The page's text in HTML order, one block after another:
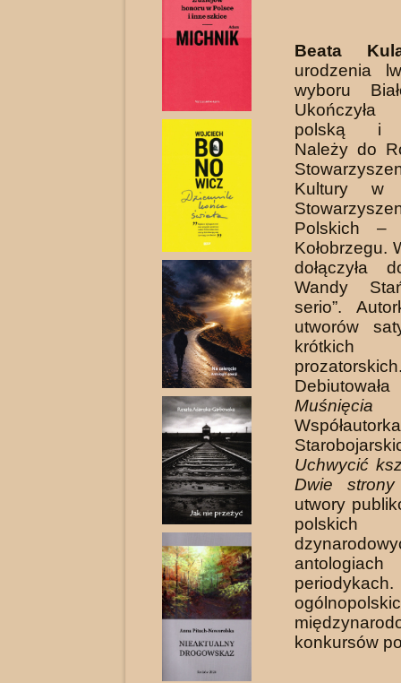
Beata
urodzenia
wyboru
polską i
Należy do
Kultury w
Polskich –
Kołobrzegu.
dołączyła
Wandy
serio”.
utworów
Muśnięcia
Uchwycić
Dwie
utwory
konkursów